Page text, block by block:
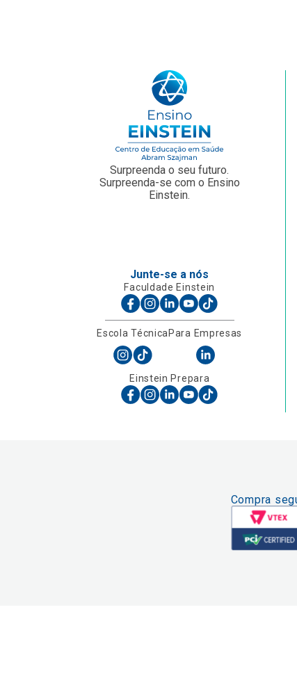
Surpreenda o seu futuro.
Surpreenda-se com o Ensino
Einstein.
Junte-se a nós
Faculdade Einstein
Escola TécnicaPara Empresas
Einstein Prepara
Compra